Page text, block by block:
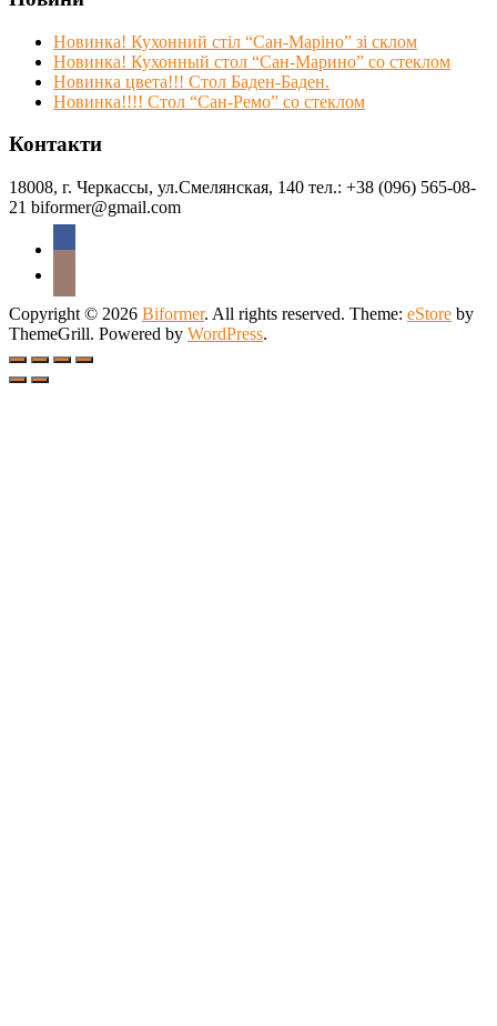
Новинка! Кухонний стіл “Сан-Маріно” зі склом
Новинка! Кухонный стол “Сан-Марино” со стеклом
Новинка цвета!!! Стол Баден-Баден.
Новинка!!!! Стол “Сан-Ремо” со стеклом
Контакти
18008, г. Черкассы, ул.Смелянская, 140 тел.: +38 (096) 565-08-
21 biformer@gmail.com
Copyright © 2026 Biformer. All rights reserved. Theme: eStore by
ThemeGrill. Powered by WordPress.